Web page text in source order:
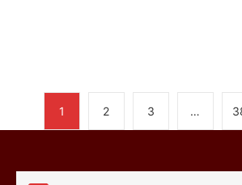
1 2 3 …
Guide pratique :